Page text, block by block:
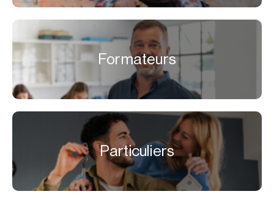
Formateurs
Particuliers